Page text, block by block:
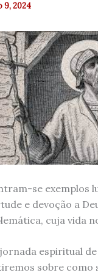
9, 2024
se exemplos
e devoção a
cuja vida
espiritual
sobre